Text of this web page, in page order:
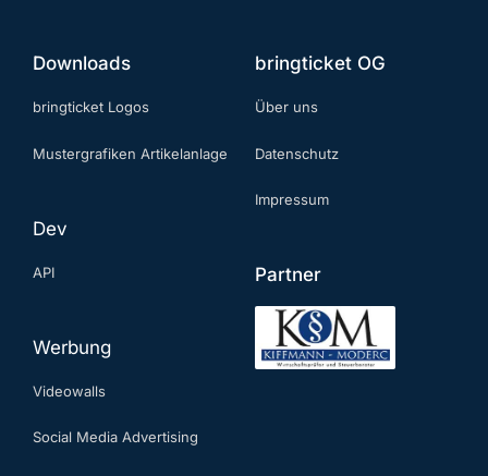
Downloads
bringticket Logos
Mustergrafiken Artikelanlage
Dev
API
Werbung
Videowalls
Social Media Advertising
bringticket OG
Über uns
Datenschutz
Impressum
Partner